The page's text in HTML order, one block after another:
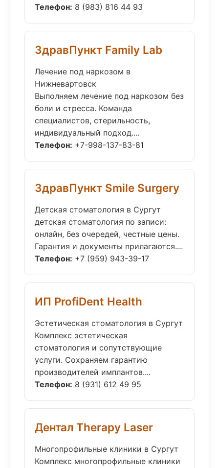
Телефон: 8 (983) 816 44 93
ЗдравПункт Family Lab
Лечение под наркозом в
Нижневартовск
Выполняем лечение под наркозом без
боли и стресса. Команда
специалистов, стерильность,
индивидуальный подход....
Телефон: +7-998-137-83-81
ЗдравПункт Smile Surgery
Детская стоматология в Сургут
детская стоматология по записи:
онлайн, без очередей, честные цены.
Гарантия и документы прилагаются....
Телефон: +7 (959) 943-39-17
ИП ProfiDent Health
Эстетическая стоматология в Сургут
Комплекс эстетическая
стоматология и сопутствующие
услуги. Сохраняем гарантию
производителей имплантов....
Телефон: 8 (931) 612 49 95
Дентал Therapy Laser
Многопрофильные клиники в Сургут
Комплекс многопрофильные клиники